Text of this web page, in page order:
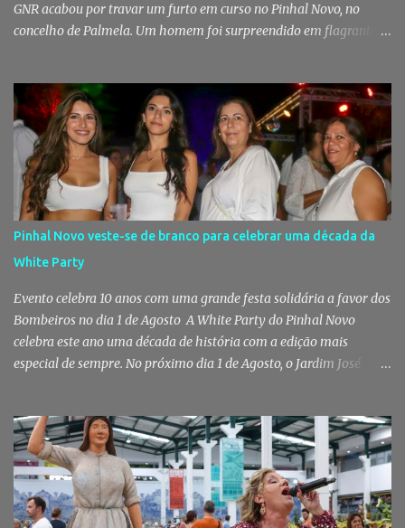
GNR acabou por travar um furto em curso no Pinhal Novo, no
concelho de Palmela. Um homem foi surpreendido em flagrante
militares da Guarda. Patrulhamento da GNR termina com
detenção por furto A detenção ocorreu no dia 4 de Agosto, - mas
divulgada só nesta quinta-feira - numa ação desenvolvida pelo
Posto Territorial de Pinhal Novo. Segundo a GNR, "no âmbito de
uma ação de patrulhamento, os militares da Guarda detetaram
uma viatura estacionada num local referenciado pela prática de
furtos e pelo consumo de estupefacientes", circunstância que
motivou a realização de diligências policiais. Foi no decorrer
dessas ações que os militares localizaram um suspeito no interior
de um edifício público. Apanhado em flagrante De ...
Pinhal Novo veste-se de branco para celebrar uma década da
White Party
Evento celebra 10 anos com uma grande festa solidária a favor dos
Bombeiros no dia 1 de Agosto A White Party do Pinhal Novo
celebra este ano uma década de história com a edição mais
especial de sempre. No próximo dia 1 de Agosto, o Jardim José
que parte das receitas reverterá para a Associação Humanitária
dos Bombeiros Voluntários do Pinhal Novo, reforçando o espírito
comunitário que sempre distinguiu este evento. O branco é a cor
essencial da festa de 1 de Agosto no Pinhal Novo 10 anos depois da
primeira edição, a White Party continua a ser muito mais do que